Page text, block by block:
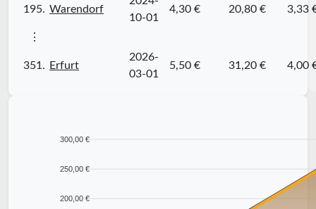
195. Warendorf
10-01
4,30 € 20,80 € 3,33
⋮
351. Erfurt
2026-
03-01
5,50 € 31,20 € 4,00
300,00 €
250,00 €
200,00 €